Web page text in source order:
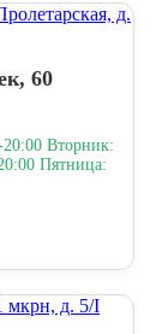
60
Вторник:
Пятница: